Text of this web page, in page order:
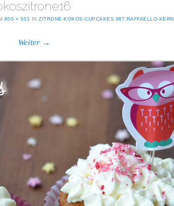
800 × 531 INZITRONE-KOKOS-CUPCAKES MIT RAFFAELLO-KERN
Weiter →